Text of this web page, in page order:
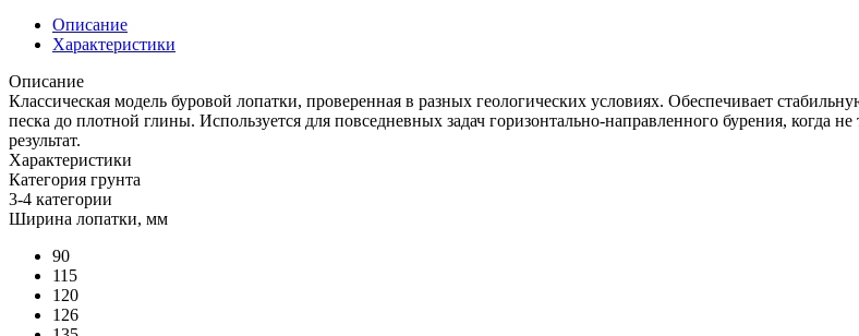
Описание
Характеристики
Описание
Классическая модель буровой лопатки, проверенная в разных геологических условиях. Обеспечивает
песка до плотной глины. Используется для повседневных задач горизонтально-направленного бурения, когда
результат.
Характеристики
Категория грунта
3-4 категории
Ширина лопатки, мм
90
115
120
126